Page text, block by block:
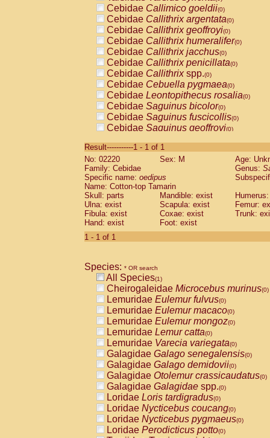
Cebidae Callimico goeldii(0)
Cebidae Callithrix argentata(0)
Cebidae Callithrix geoffroyi(0)
Cebidae Callithrix humeralifer(0)
Cebidae Callithrix jacchus(0)
Cebidae Callithrix penicillata(0)
Cebidae Callithrixspp.(0)
Cebidae Cebuella pygmaea(0)
Cebidae Leontopithecus rosalia(0)
Cebidae Saguinus bicolor(0)
Cebidae Saguinus fuscicollis(0)
Cebidae Saguinus geoffroyi(0)
CebidaeSaguinus labiatus(0)
Cebidae Saguinus leucopus (0)
Cebidae
CebidaeSaguinus mystax
Cebidae Saguinus nigricollis (0)
Cebidae Saguinus oedipus
Cebidae Saguinus weddelli
Cebidae Saguinusspp.
Cebidae
CebidaeCebus capucinus
CebidaeCebus nigrivittatus
CebidaeCebus spp.(0)
CebidaeSaimiri boliviensis(0)
CebidaeSaimiri sciureus(0)
AtelidaeAlouatta caraya(0)
AtelidaeAlouatta fusca(0)
AtelidaeAlouatta seniculus(0)
AtelidaeAlouattaspp.(0)
AtelidaeAteles belzebuth(0)
AtelidaeAteles geoffroyi(0)
AtelidaeAteles paniscus(0)
AtelidaeAtelesspp.(0)
AtelidaeLagothrix lagothricha(0)
AtelidaeLagothrix lagothricha cana
PitheciidaeCacajao calvus
Result-----------1 - 1 of 1
No: 02220
Sex: M
Age:
Family: Cebidae
Genus:
Specific name: oedipus
Name: Cotton-top Tamarin
Skull: parts
Mandible: exist
Ulna: exist
Scapula: exist
Femur:
Fibula: exist
Coxae: exist
Trunk:
Hand: exist
Foot: exist
1 - 1 of 1
Species: * OR search
All Species(1)
Cheirogaleidae Microcebus murinus(0)
Lemuridae Eulemur fulvus(0)
Lemuridae Eulemur macaco(0)
Lemuridae Eulemur mongoz(0)
Lemuridae Lemur catta(0)
Lemuridae Varecia variegata(0)
Galagidae Galago senegalensis(0)
Galagidae Galago demidovii(0)
Galagidae Otolemur crassicaudatus(0)
Galagidae Galagidae spp.(0)
Loridae Loris tardigradus(0)
Loridae Nycticebus coucang(0)
Loridae Nycticebus pygmaeus(0)
Loridae Perodicticus potto(0)